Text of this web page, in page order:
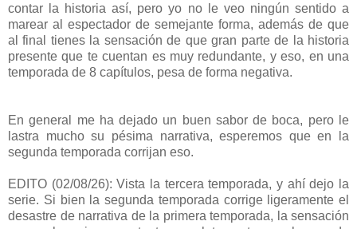
contar la historia así, pero yo no le veo ningún sentido a
marear al espectador de semejante forma, además de que
al final tienes la sensación de que gran parte de la historia
presente que te cuentan es muy redundante, y eso, en una
temporada de 8 capítulos, pesa de forma negativa.
En general me ha dejado un buen sabor de boca, pero le
lastra mucho su pésima narrativa, esperemos que en la
segunda temporada corrijan eso.
EDITO (02/08/26): Vista la tercera temporada, y ahí dejo la
serie. Si bien la segunda temporada corrige ligeramente el
desastre de narrativa de la primera temporada, la sensación